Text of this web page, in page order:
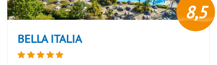
8,5
BELLA ITALIA